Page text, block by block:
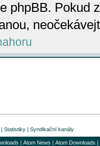
phpBB. Pokud
| Statistiky | Syndikační kanály
| Atom News | Atom Downloads |